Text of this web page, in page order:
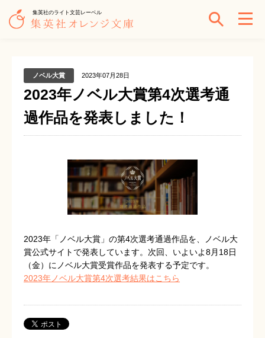
集英社のライト文芸レーベル
ノベル大賞 2023年07月28日
2023年ノベル大賞第4次選考通
過作品を発表しました！
2023年「ノベル大賞」の第4次選考通過作品を、ノベル大
賞公式サイトで発表しています。次回、いよいよ8月18日
（金）にノベル大賞受賞作品を発表する予定です。
2023年ノベル大賞第4次選考結果はこちら